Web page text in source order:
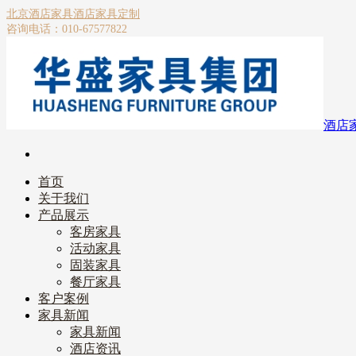
北京酒店家具酒店家具定制
咨询电话：010-67577822
酒店
首页
关于我们
产品展示
客房家具
活动家具
固装家具
餐厅家具
客户案例
家具新闻
家具新闻
酒店资讯